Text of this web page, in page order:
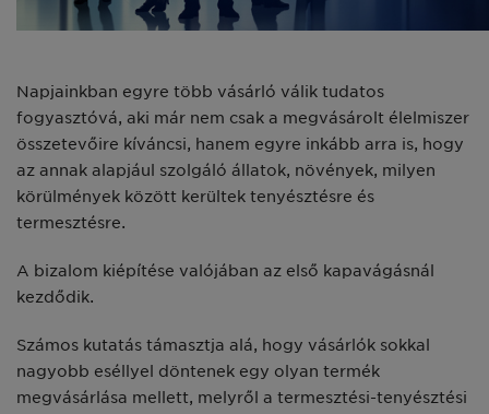
Napjainkban egyre több vásárló válik tudatos
fogyasztóvá, aki már nem csak a megvásárolt élelmiszer
összetevőire kíváncsi, hanem egyre inkább arra is, hogy
az annak alapjául szolgáló állatok, növények, milyen
körülmények között kerültek tenyésztésre és
termesztésre.
A bizalom kiépítése valójában az első kapavágásnál
kezdődik.
Számos kutatás támasztja alá, hogy vásárlók sokkal
nagyobb eséllyel döntenek egy olyan termék
megvásárlása mellett, melyről a termesztési-tenyésztési